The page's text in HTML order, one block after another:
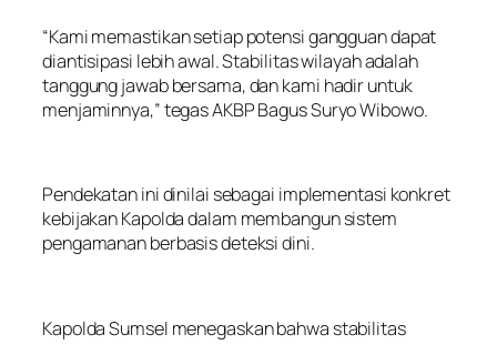
“Kami memastikan setiap potensi gangguan dapat
diantisipasi lebih awal. Stabilitas wilayah adalah
tanggung jawab bersama, dan kami hadir untuk
menjaminnya,” tegas AKBP Bagus Suryo Wibowo.
Pendekatan ini dinilai sebagai implementasi konkret
kebijakan Kapolda dalam membangun sistem
pengamanan berbasis deteksi dini.
Kapolda Sumsel menegaskan bahwa stabilitas